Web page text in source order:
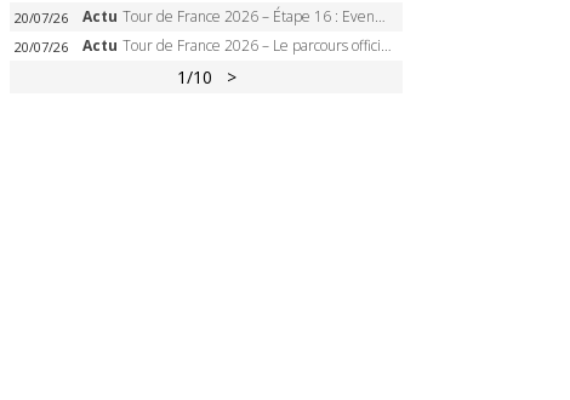
20/07/26 Actu Tour de France 2026 – Étape 16 : Evenepoel, Pogacar, Ganna… qui domptera le chrono d’Évian pour redessiner le podium ?
20/07/26 Actu Tour de France 2026 – Le parcours officiel complet : 21 étapes, profils, carte et dates
1/10 >